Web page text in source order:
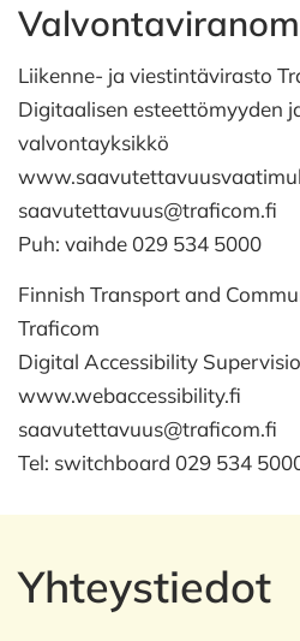
Liikenne- ja viestintävirasto
Digitaalisen esteettömyyden
valvontayksikkö
saavutettavuus@traficom.fi
Puh: vaihde 029 534 5000
Finnish Transport and
Traficom
Digital Accessibility
www.webaccessibility.fi
saavutettavuus@traficom.fi
Tel: switchboard 029 534
Yhteystiedot